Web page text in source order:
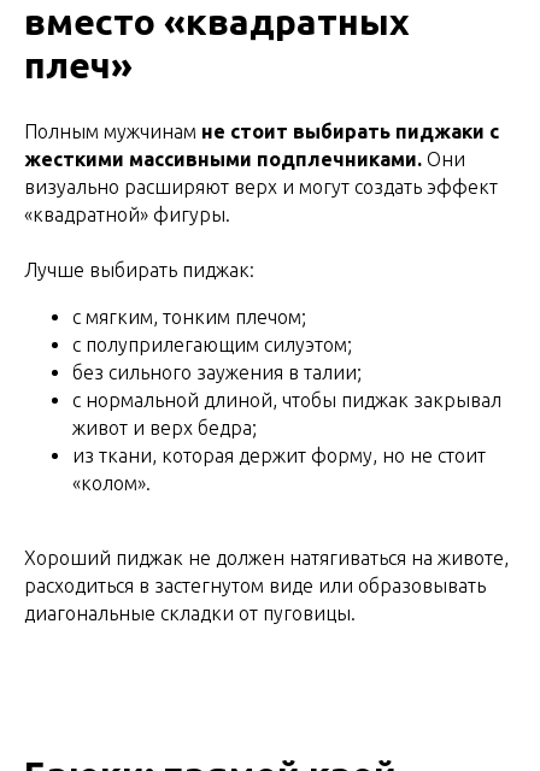
вместо «квадратных
плеч»
Полным мужчинам не стоит выбирать пиджаки с
жесткими массивными подплечниками. Они
визуально расширяют верх и могут создать эффект
«квадратной» фигуры.
Лучше выбирать пиджак:
с мягким, тонким плечом;
с полуприлегающим силуэтом;
без сильного заужения в талии;
с нормальной длиной, чтобы пиджак закрывал
живот и верх бедра;
из ткани, которая держит форму, но не стоит
«колом».
Хороший пиджак не должен натягиваться на животе,
расходиться в застегнутом виде или образовывать
диагональные складки от пуговицы.